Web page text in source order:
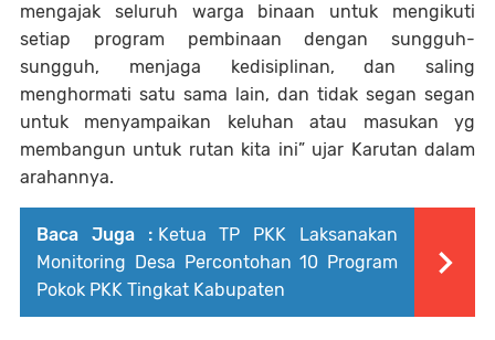
mengajak seluruh warga binaan untuk mengikuti
setiap program pembinaan dengan sungguh-
sungguh, menjaga kedisiplinan, dan saling
menghormati satu sama lain, dan tidak segan segan
untuk menyampaikan keluhan atau masukan yg
membangun untuk rutan kita ini” ujar Karutan dalam
arahannya.
Baca Juga : Ketua TP PKK Laksanakan
Monitoring Desa Percontohan 10 Program
Pokok PKK Tingkat Kabupaten